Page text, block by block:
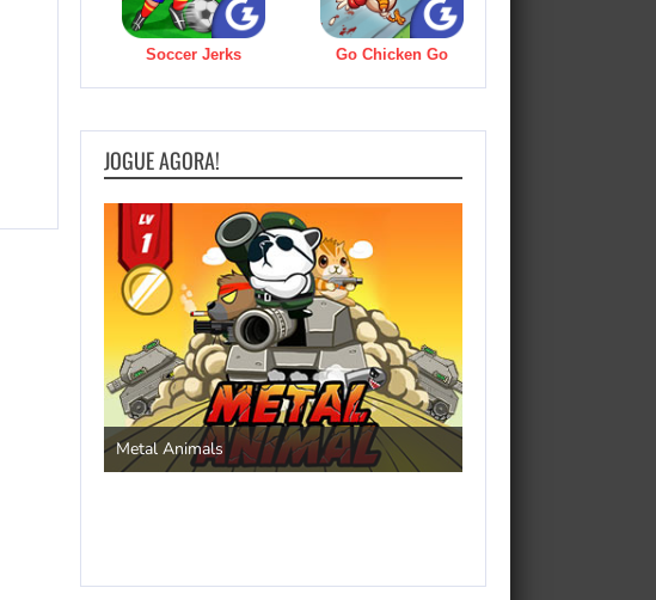
Soccer Jerks Go Chicken Go
JOGUE AGORA!
Metal Animals